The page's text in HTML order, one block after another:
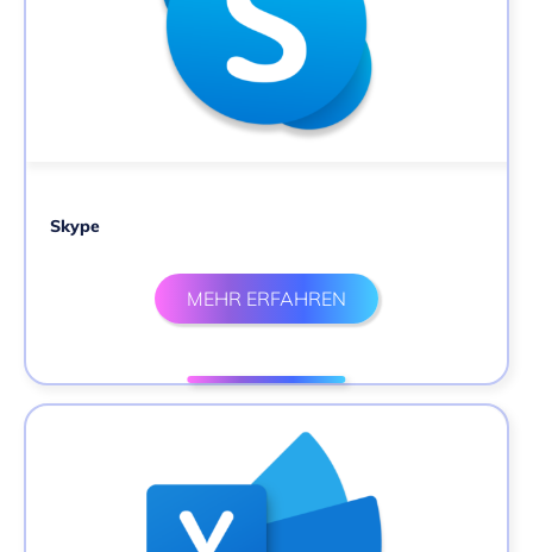
Skype
MEHR ERFAHREN